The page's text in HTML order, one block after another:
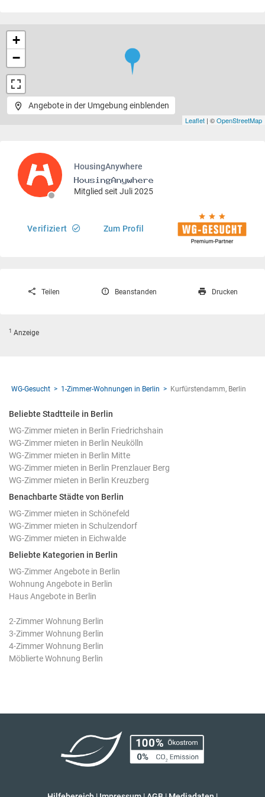
+
−
Leaflet | ©OpenStreetMap
Angebote in der Umgebung einblenden
HousingAnywhere
Mitglied seit Juli 2025
Verifiziert Zum Profil
Teilen Beanstanden Drucken
1 Anzeige
WG-Gesucht 1-Zimmer-Wohnungen in Berlin Kurfürstendamm, Berlin
Beliebte Stadtteile in Berlin
WG-Zimmer mieten in Berlin Friedrichshain
WG-Zimmer mieten in Berlin Neukölln
WG-Zimmer mieten in Berlin Mitte
WG-Zimmer mieten in Berlin Prenzlauer Berg
WG-Zimmer mieten in Berlin Kreuzberg
Benachbarte Städte von Berlin
WG-Zimmer mieten in Schönefeld
WG-Zimmer mieten in Schulzendorf
WG-Zimmer mieten in Eichwalde
Beliebte Kategorien in Berlin
WG-Zimmer Angebote in Berlin
Wohnung Angebote in Berlin
Haus Angebote in Berlin
2-Zimmer Wohnung Berlin
3-Zimmer Wohnung Berlin
4-Zimmer Wohnung Berlin
Möblierte Wohnung Berlin